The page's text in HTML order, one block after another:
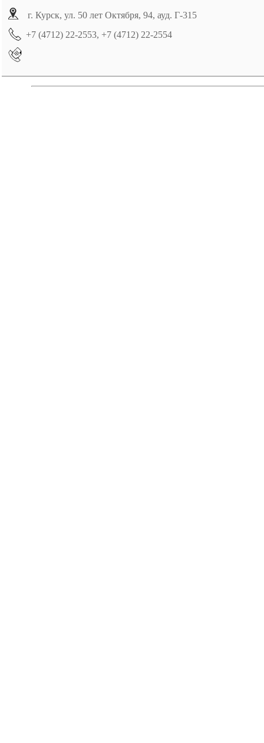
г. Курск, ул. 50 лет Октября, 94, ауд. Г-315
+7 (4712) 22-2553, +7 (4712) 22-2554